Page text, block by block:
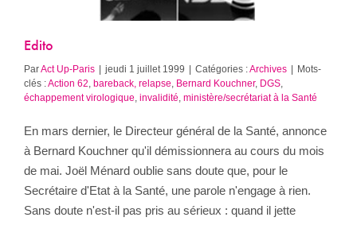
Edito
ParAct Up-Paris jeudi 1 juillet 1999 Catégories :Archives
Mots-
clés :Action 62, bareback, relapse, Bernard Kouchner, DGS,
échappement virologique, invalidité, ministère/secrétariat à la Santé
En mars dernier, le Directeur général de la Santé, annonce
à Bernard Kouchner qu'il démissionnera au cours du mois
de mai. Joël Ménard oublie sans doute que, pour le
Secrétaire d'Etat à la Santé, une parole n'engage à rien.
Sans doute n'est-il pas pris au sérieux : quand il jette